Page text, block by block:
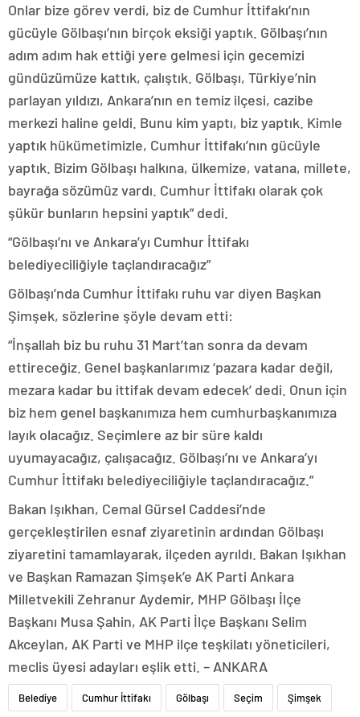
Onlar bize görev verdi, biz de Cumhur İttifakı’nın
gücüyle Gölbaşı’nın birçok eksiği yaptık. Gölbaşı’nın
adım adım hak ettiği yere gelmesi için gecemizi
gündüzümüze kattık, çalıştık. Gölbaşı, Türkiye’nin
parlayan yıldızı, Ankara’nın en temiz ilçesi, cazibe
merkezi haline geldi. Bunu kim yaptı, biz yaptık. Kimle
yaptık hükümetimizle, Cumhur İttifakı’nın gücüyle
yaptık. Bizim Gölbaşı halkına, ülkemize, vatana, millete,
bayrağa sözümüz vardı. Cumhur İttifakı olarak çok
şükür bunların hepsini yaptık” dedi.
“Gölbaşı’nı ve Ankara’yı Cumhur İttifakı
belediyeciliğiyle taçlandıracağız”
Gölbaşı’nda Cumhur İttifakı ruhu var diyen Başkan
Şimşek, sözlerine şöyle devam etti:
“İnşallah biz bu ruhu 31 Mart’tan sonra da devam
ettireceğiz. Genel başkanlarımız ‘pazara kadar değil,
mezara kadar bu ittifak devam edecek’ dedi. Onun için
biz hem genel başkanımıza hem cumhurbaşkanımıza
layık olacağız. Seçimlere az bir süre kaldı
uyumayacağız, çalışacağız. Gölbaşı’nı ve Ankara’yı
Cumhur İttifakı belediyeciliğiyle taçlandıracağız.”
Bakan Işıkhan, Cemal Gürsel Caddesi’nde
gerçekleştirilen esnaf ziyaretinin ardından Gölbaşı
ziyaretini tamamlayarak, ilçeden ayrıldı. Bakan Işıkhan
ve Başkan Ramazan Şimşek’e AK Parti Ankara
Milletvekili Zehranur Aydemir, MHP Gölbaşı İlçe
Başkanı Musa Şahin, AK Parti İlçe Başkanı Selim
Akceylan, AK Parti ve MHP ilçe teşkilatı yöneticileri,
meclis üyesi adayları eşlik etti. – ANKARA
Belediye Cumhur İttifakı Gölbaşı Seçim Şimşek